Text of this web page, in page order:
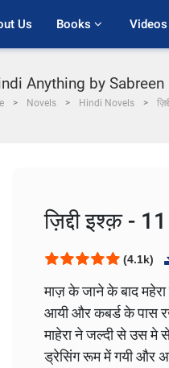
Us Books Videos
Anything by Sabreen
Novels Hindi Novels
ज़िद्दी इश्क़ - 11
(4.1k)
माज़ के जाने के बाद
आयी और कबर्ड के पास
माहेरा ने जल्दी से उस
ड्रेसिंग रूम में गयी और